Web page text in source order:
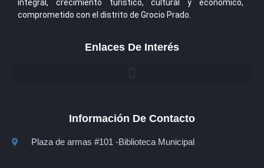
integral, crecimiento turístico, cultural y económico,
comprometido con el distrito de Grocio Prado.
Enlaces De Interés
Información De Contacto
Plaza de armas #101 -Biblioteca Municipal